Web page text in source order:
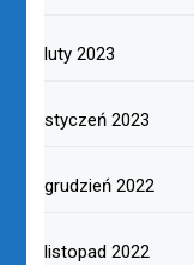
luty 2023
styczeń 2023
grudzień 2022
listopad 2022